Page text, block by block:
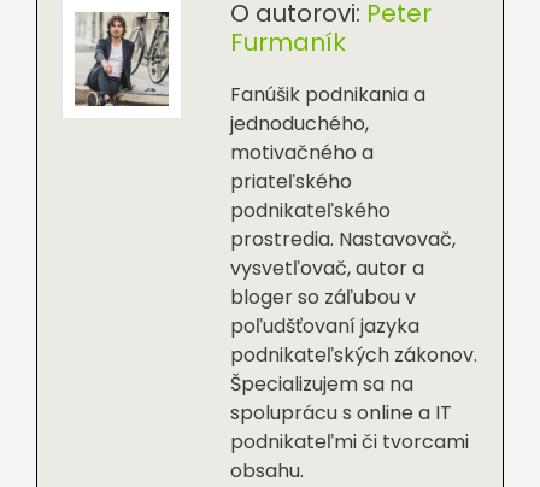
O autorovi: Peter
Furmaník
Fanúšik podnikania a
jednoduchého,
motivačného a
priateľského
podnikateľského
prostredia. Nastavovač,
vysvetľovač, autor a
bloger so záľubou v
poľudšťovaní jazyka
podnikateľských zákonov.
Špecializujem sa na
spoluprácu s online a IT
podnikateľmi či tvorcami
obsahu.